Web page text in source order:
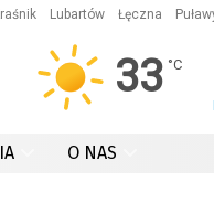
Lubartów Łęczna
33 °C
O NAS